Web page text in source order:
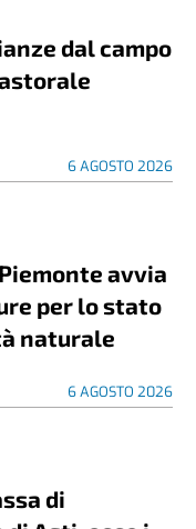
dal campo
6 AGOSTO 2026
avvia
per lo stato
naturale
6 AGOSTO 2026
di